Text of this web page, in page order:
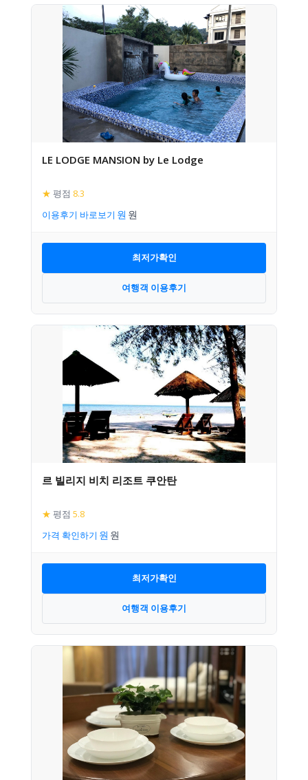
LE LODGE MANSION by Le Lodge
★ 평점 8.3
이용후기 바로보기
최저가확인
여행객 이용후기
르 빌리지 비치 리조트 쿠안탄
★ 평점 5.8
가격 확인하기
최저가확인
여행객 이용후기